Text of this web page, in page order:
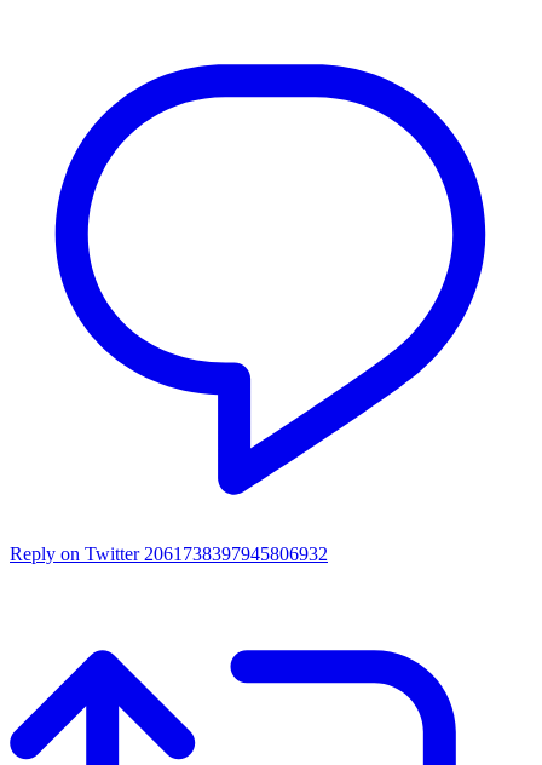
Reply on Twitter 2061738397945806932